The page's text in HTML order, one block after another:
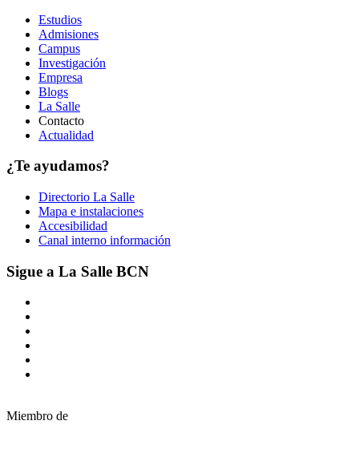
Estudios
Admisiones
Campus
Investigación
Empresa
Blogs
La Salle
Contacto
Actualidad
¿Te ayudamos?
Directorio La Salle
Mapa e instalaciones
Accesibilidad
Canal interno información
Sigue a La Salle BCN
Miembro de